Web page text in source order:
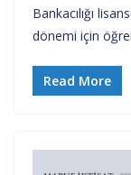
Bankacılığı
dönemi için
Read More